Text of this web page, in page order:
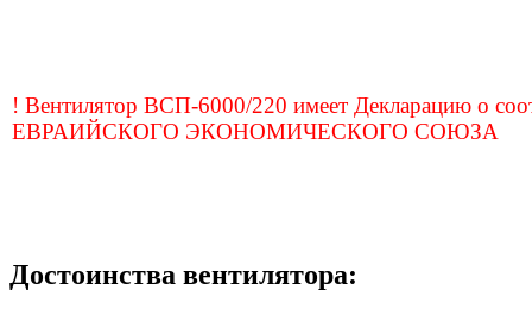
! Вентилятор ВСП-6000/220 имеет Декларацию о
ЕВРАИЙСКОГО ЭКОНОМИЧЕСКОГО СОЮЗА
Достоинства вентилятора: